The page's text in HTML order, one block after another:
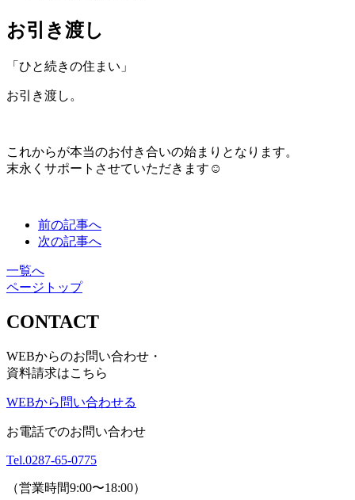
お引き渡し
「ひと続きの住まい」
お引き渡し。
これからが本当のお付き合いの始まりとなります。
末永くサポートさせていただきます☺️
前の記事へ
次の記事へ
一覧へ
ページトップ
CONTACT
WEBからのお問い合わせ・
資料請求はこちら
WEBから問い合わせる
お電話でのお問い合わせ
Tel.0287-65-0775
（営業時間9:00〜18:00）